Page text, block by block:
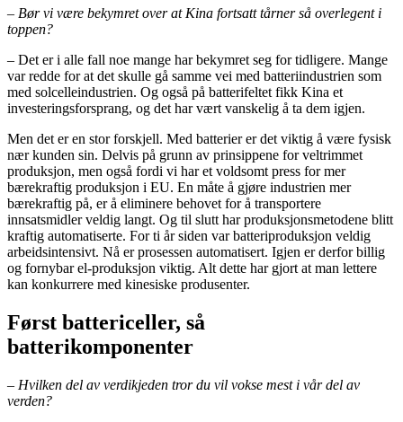
– Bør vi være bekymret over at Kina fortsatt tårner så overlegent i
toppen?
– Det er i alle fall noe mange har bekymret seg for tidligere. Mange
var redde for at det skulle gå samme vei med batteriindustrien som
med solcelleindustrien. Og også på batterifeltet fikk Kina et
investeringsforsprang, og det har vært vanskelig å ta dem igjen.
Men det er en stor forskjell. Med batterier er det viktig å være fysisk
nær kunden sin. Delvis på grunn av prinsippene for veltrimmet
produksjon, men også fordi vi har et voldsomt press for mer
bærekraftig produksjon i EU. En måte å gjøre industrien mer
bærekraftig på, er å eliminere behovet for å transportere
innsatsmidler veldig langt. Og til slutt har produksjonsmetodene blitt
kraftig automatiserte. For ti år siden var batteriproduksjon veldig
arbeidsintensivt. Nå er prosessen automatisert. Igjen er derfor billig
og fornybar el-produksjon viktig. Alt dette har gjort at man lettere
kan konkurrere med kinesiske produsenter.
Først battericeller, så
batterikomponenter
– Hvilken del av verdikjeden tror du vil vokse mest i vår del av
verden?